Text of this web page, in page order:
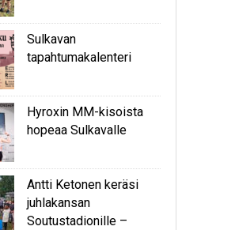
Sulkavan
tapahtumakalenteri
Hyroxin MM-kisoista
hopeaa Sulkavalle
Antti Ketonen keräsi
juhlakansan
Soutustadionille –